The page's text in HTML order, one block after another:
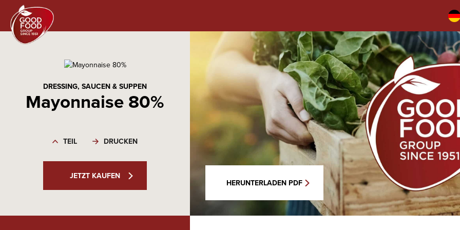
DRESSING, SAUCEN & SUPPEN
Mayonnaise 80%
TEIL DRUCKEN
JETZT KAUFEN
HERUNTERLADEN PDF